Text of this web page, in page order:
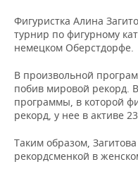
ДЕКЛАРАЦИИ О
КОРОЛИ ГОСЗАКАЗА
ВУЗЫ ТАТАРСТАНА
КОМУ
ТОРГОВЫЕ ЦЕНТРЫ
НОВОСТИ
ФИНАНСЫ
БАНКИ
БЮДЖЕТ
ИНВЕСТИЦИИ
ПРОМЫШЛЕННОСТЬ
НОВОСТИ
ПРОМЫШЛЕННОСТИ
АГРОПРОМ
МАШИНОСТРОЕНИЕ
НЕФТЕХИМИЯ
НЕДВИЖИМОСТЬ
НОВОСТИ
АВТО
НОВОСТИ АВТО
БИЗНЕС
НОВОСТИ БИЗНЕСА
ТЕХНОЛОГИИ
Фигуристка Алина
турнир по фигурному
немецком Оберстдорфе.
В произвольной
побив мировой рекорд.
программы, в которой
рекорд, у нее в активе
Таким образом,
рекордсменкой в